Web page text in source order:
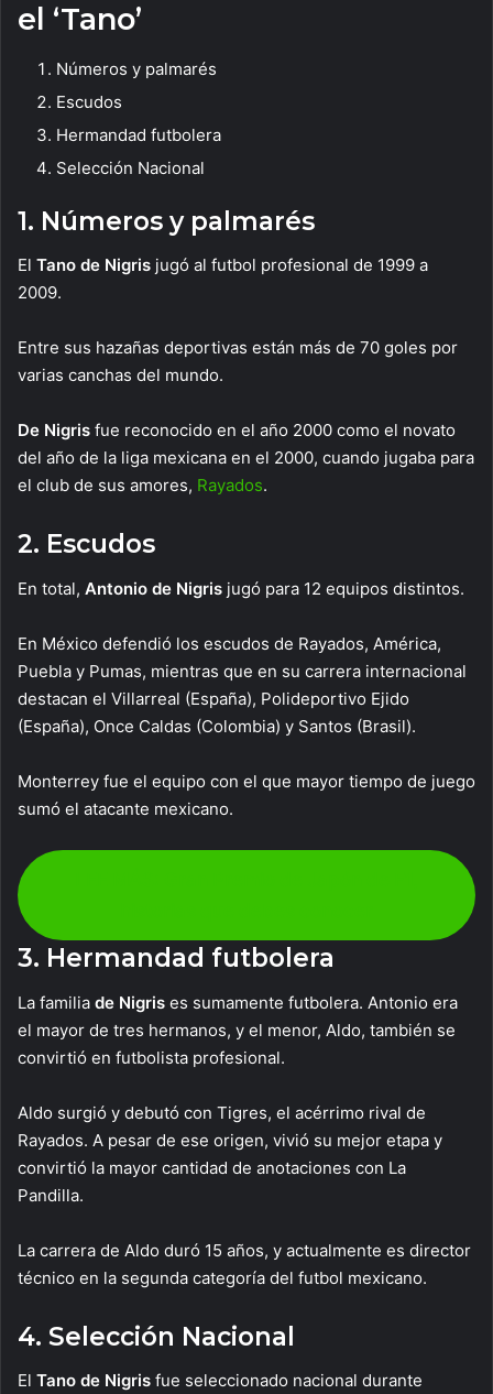
el ‘Tano’
Números y palmarés
Escudos
Hermandad futbolera
Selección Nacional
1. Números y palmarés
El Tano de Nigris jugó al futbol profesional de 1999 a
2009.
Entre sus hazañas deportivas están más de 70 goles por
varias canchas del mundo.
De Nigris fue reconocido en el año 2000 como el novato
del año de la liga mexicana en el 2000, cuando jugaba para
el club de sus amores, Rayados.
2. Escudos
En total, Antonio de Nigris jugó para 12 equipos distintos.
En México defendió los escudos de Rayados, América,
Puebla y Pumas, mientras que en su carrera internacional
destacan el Villarreal (España), Polideportivo Ejido
(España), Once Caldas (Colombia) y Santos (Brasil).
Monterrey fue el equipo con el que mayor tiempo de juego
sumó el atacante mexicano.
3. Hermandad futbolera
La familia de Nigris es sumamente futbolera. Antonio era
el mayor de tres hermanos, y el menor, Aldo, también se
convirtió en futbolista profesional.
Aldo surgió y debutó con Tigres, el acérrimo rival de
Rayados. A pesar de ese origen, vivió su mejor etapa y
convirtió la mayor cantidad de anotaciones con La
Pandilla.
La carrera de Aldo duró 15 años, y actualmente es director
técnico en la segunda categoría del futbol mexicano.
4. Selección Nacional
El Tano de Nigris fue seleccionado nacional durante